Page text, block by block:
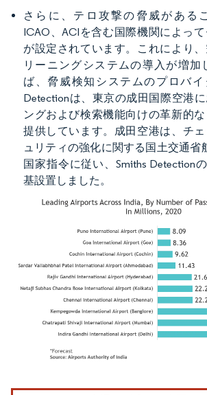
さらに、テロ攻撃の脅威がある
ICAO、ACIを含む国際機関によっ
が設定されています。これにより
リーニングシステムの導入が増加
ば、脅威検知システムのプロバイ
Detectionは、東京の成田国際空港
ングおよび検索機能向けの革新的
提供しています。成田空港は、チ
ュリティの強化に関する国土交通省
国家指令に従い、Smiths Detection
基設置しました。
画像 © Mordor Intelligence。再利用にはCC BY 4.0